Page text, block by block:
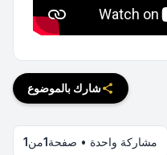
شارك بالموضوع
مشاركة واحدة • صفحة1من1